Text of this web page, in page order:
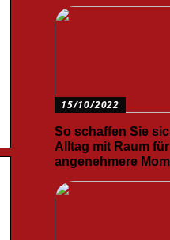
15/10/2022
So schaffen Sie
Alltag mit Raum für
angenehmere